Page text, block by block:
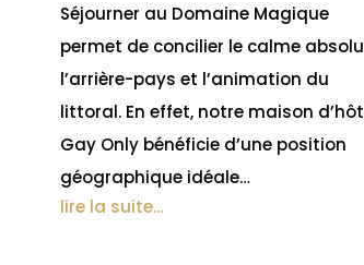
Séjourner au Domaine Magique
permet de concilier le calme
l’arrière-pays et l’animation du
littoral. En effet, notre maison
Gay Only bénéficie d’une position
géographique idéale…
lire la suite…